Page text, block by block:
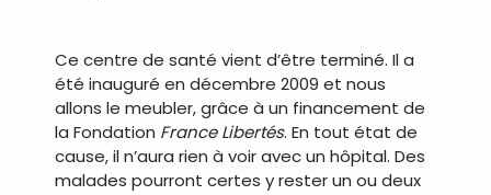
Ce centre de santé vient d’être terminé. Il a
été inauguré en décembre 2009 et nous
allons le meubler, grâce à un financement de
la Fondation France Libertés. En tout état de
cause, il n’aura rien à voir avec un hôpital. Des
malades pourront certes y rester un ou deux